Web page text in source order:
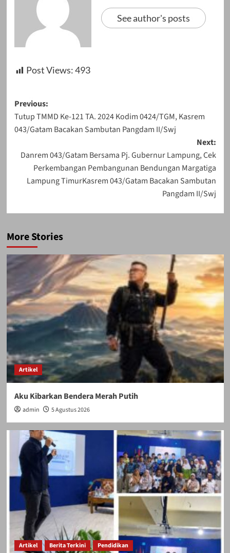
See author's posts
Post Views:493
Post
navigation
Previous:
Tutup TMMD Ke-121 TA. 2024 Kodim 0424/TGM, Kasrem
043/Gatam Bacakan Sambutan Pangdam II/Swj
Next:
Danrem 043/Gatam Bersama Pj. Gubernur Lampung, Cek
Perkembangan Pembangunan Bendungan Margatiga
Lampung TimurKasrem 043/Gatam Bacakan Sambutan
Pangdam II/Swj
More Stories
Artikel
Aku Kibarkan Bendera Merah Putih
admin 5 Agustus 2026
Artikel Berita Terkini Pendidikan